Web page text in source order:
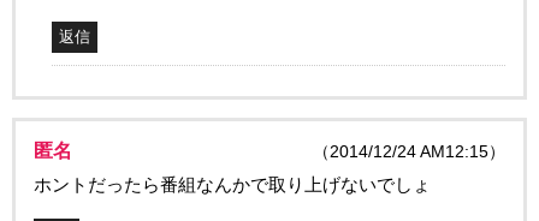
返信
匿名 （2014/12/24 AM12:15）
ホントだったら番組なんかで取り上げないでしょ